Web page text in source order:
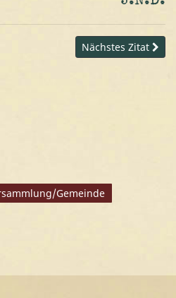
Nächstes Zitat
Gemeinde